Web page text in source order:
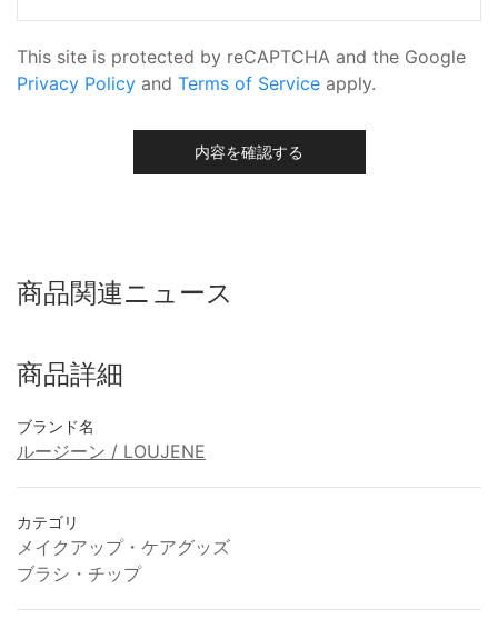
This site is protected by reCAPTCHA and the Google
Privacy Policy and Terms of Service apply.
内容を確認する
商品関連ニュース
商品詳細
ブランド名
ルージーン / LOUJENE
カテゴリ
メイクアップ・ケアグッズ
ブラシ・チップ